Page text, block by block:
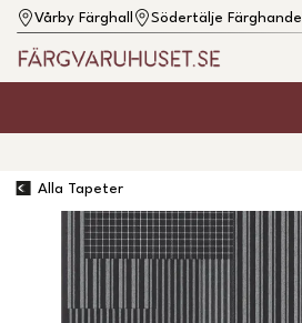
Vårby Färghall Södertälje Färghandel
Alla Tapeter